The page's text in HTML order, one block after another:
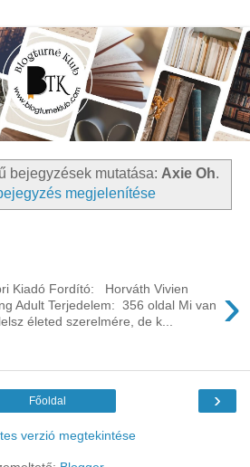
bejegyzések mutatása: Axie Oh.
megjelenítése
›
Kiadó Fordító: Horváth Vivien
Adult Terjedelem: 356 oldal Mi van
életed szerelmére, de k...
›
Főoldal
verzió megtekintése